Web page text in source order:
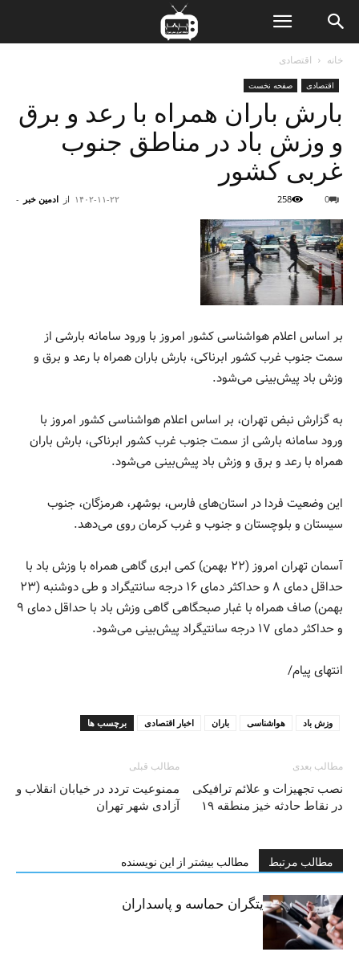
خانه اقتصادی
اقتصادی صفحه نخست
بارش باران همراه با رعد و برق
و وزش باد در مناطق جنوب
غربی کشور
از ادمین خبر - ۱۴۰۲-۱۱-۲۲ 0
258
بر اساس اعلام هواشناسی کشور امروز با ورود سامانه بارشی از
سمت جنوب غرب کشور ابرناکی، بارش باران همراه با رعد و برق و
وزش باد پیش‌بینی می‌شود.
به گزارش نبض تهران، بر اساس اعلام هواشناسی کشور امروز با
ورود سامانه بارشی از سمت جنوب غرب کشور ابرناکی، بارش باران
همراه با رعد و برق و وزش باد پیش‌بینی می‌شود.
این وضعیت فردا در استان‌های فارس، بوشهر، هرمزگان، جنوب
سیستان و بلوچستان و جنوب و غرب کرمان روی می‌دهد.
آسمان تهران امروز (۲۲ بهمن) کمی ابری گاهی همراه با وزش باد با
حداقل دمای ۸ و حداکثر دمای ۱۶ درجه سانتیگراد و طی دوشنبه (۲۳
بهمن) صاف همراه با غبار صبحگاهی گاهی وزش باد با حداقل دمای ۹
و حداکثر دمای ۱۷ درجه سانتیگراد پیش‌بینی می‌شود.
انتهای پیام/
برچسب ها اخبار اقتصادی باران هواشناسی وزش باد
مطالب قبلی
ممنوعیت تردد در خیابان انقلاب و
آزادی شهر تهران
مطالب بعدی
نصب تجهیزات و علائم ترافیکی
در نقاط حادثه خیز منطقه ۱۹
مطالب مرتبط مطالب بیشتر از این نویسنده
خبرنگاران، روایتگران حماسه و پاسداران
حقیقت